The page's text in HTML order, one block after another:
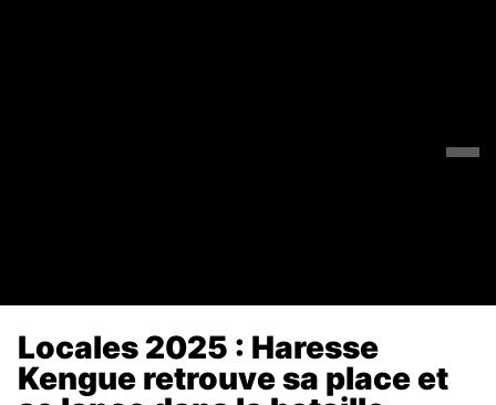
Locales 2025 : Haresse
Kengue retrouve sa place et